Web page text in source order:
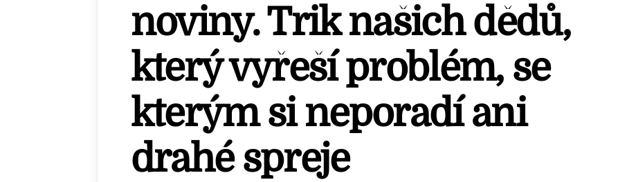
noviny. Trik našich dědů,
který vyřeší problém, se
kterým si neporadí ani
drahé spreje